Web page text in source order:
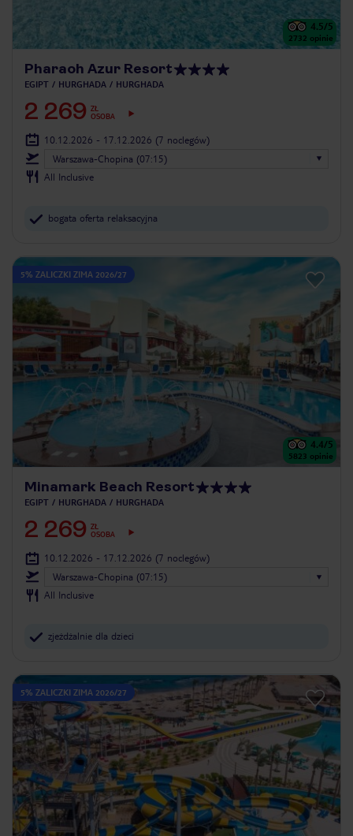
4.5/5
2732 opinie
Pharaoh Azur Resort
EGIPT HURGHADA HURGHADA
2 269 ZŁ
OSOBA
10.12.2026 - 17.12.2026 (7 noclegów)
Warszawa-Chopina (07:15)
All Inclusive
bogata oferta relaksacyjna
5% ZALICZKI ZIMA 2026/27
4.4/5
5823 opinie
Minamark Beach Resort
EGIPT HURGHADA HURGHADA
2 269 ZŁ
OSOBA
10.12.2026 - 17.12.2026 (7 noclegów)
Warszawa-Chopina (07:15)
All Inclusive
zjeżdżalnie dla dzieci
5% ZALICZKI ZIMA 2026/27